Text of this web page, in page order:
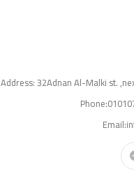
Address: 32Adnan Al-Malki st.